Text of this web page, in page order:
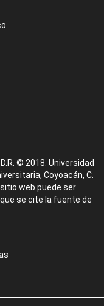
© 2018. Universidad
Coyoacán, C.
sitio web puede ser
se cite la fuente de